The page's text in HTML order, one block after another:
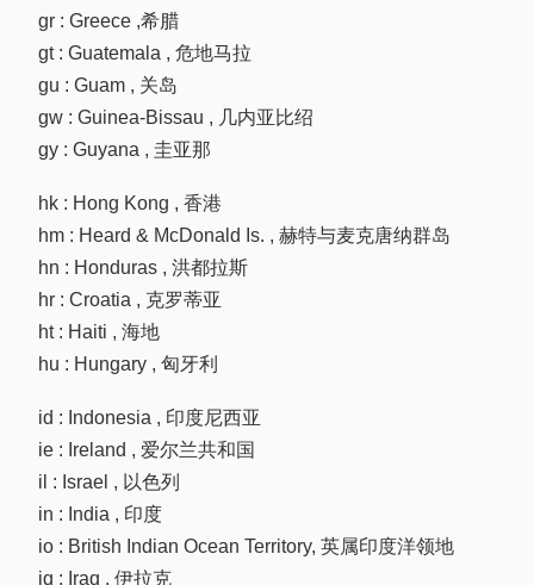
gr : Greece ,希腊
gt : Guatemala , 危地马拉
gu : Guam , 关岛
gw : Guinea-Bissau , 几内亚比绍
gy : Guyana , 圭亚那
hk : Hong Kong , 香港
hm : Heard & McDonald Is. , 赫特与麦克唐纳群岛
hn : Honduras , 洪都拉斯
hr : Croatia , 克罗蒂亚
ht : Haiti , 海地
hu : Hungary , 匈牙利
id : Indonesia , 印度尼西亚
ie : Ireland , 爱尔兰共和国
il : Israel , 以色列
in : India , 印度
io : British Indian Ocean Territory, 英属印度洋领地
iq : Iraq , 伊拉克